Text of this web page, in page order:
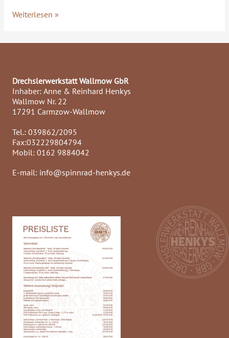
Weiterlesen »
Drechslerwerkstatt Wallmow GbR
Inhaber: Anne & Reinhard Henkys
Wallmow Nr. 22
17291 Carmzow-Wallmow
Tel.: 039862/2095
Fax:032229804794
Mobil: 0162 9884042
E-mail: info@spinnrad-henkys.de